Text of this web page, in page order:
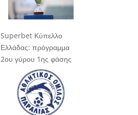
Superbet Κύπελλο
Ελλάδας: πρόγραμμα
2ου γύρου 1ης φάσης